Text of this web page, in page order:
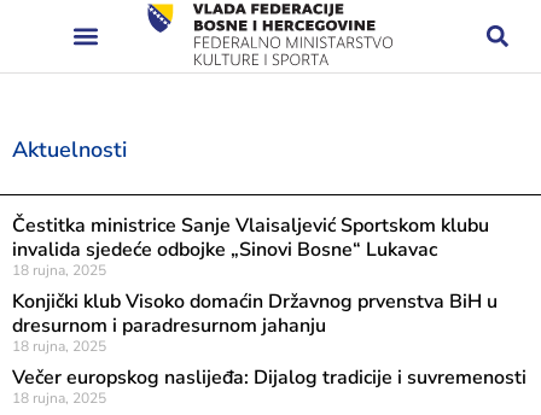
Aktuelnosti
Čestitka ministrice Sanje Vlaisaljević Sportskom klubu
invalida sjedeće odbojke „Sinovi Bosne“ Lukavac
18 rujna, 2025
Konjički klub Visoko domaćin Državnog prvenstva BiH u
dresurnom i paradresurnom jahanju
18 rujna, 2025
Večer europskog naslijeđa: Dijalog tradicije i suvremenosti
18 rujna, 2025